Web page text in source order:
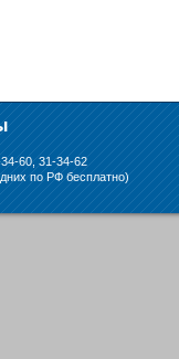
60, 31-34-62
по РФ бесплатно)